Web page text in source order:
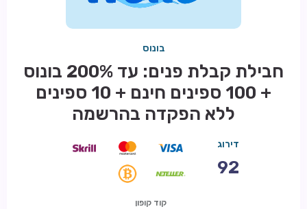
בונוס
חבילת קבלת פנים: עד 200% בונוס
+ 100 ספינים חינם + 10 ספינים
ללא הפקדה בהרשמה
דירוג
92
קוד קופון